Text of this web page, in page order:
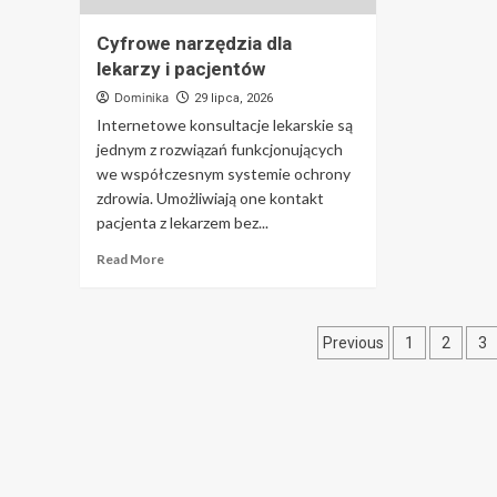
Cyfrowe narzędzia dla
lekarzy i pacjentów
Dominika 29 lipca, 2026
Internetowe konsultacje lekarskie są
jednym z rozwiązań funkcjonujących
we współczesnym systemie ochrony
zdrowia. Umożliwiają one kontakt
pacjenta z lekarzem bez...
Read More
Previous 1 2 3